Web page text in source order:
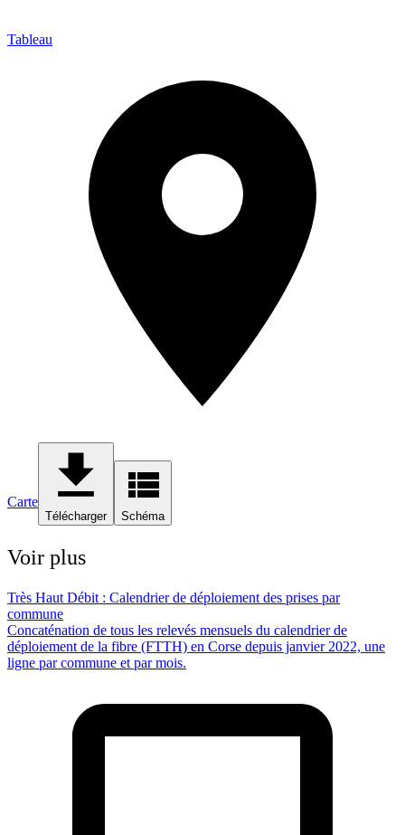
Tableau
Carte
Télécharger Schéma
Voir plus
Très Haut Débit : Calendrier de déploiement des prises par
commune
Concaténation de tous les relevés mensuels du calendrier de
déploiement de la fibre (FTTH) en Corse depuis janvier 2022, une
ligne par commune et par mois.